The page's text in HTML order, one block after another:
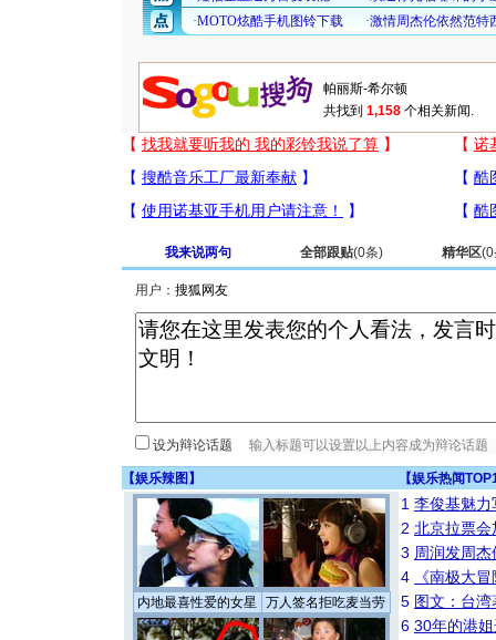
共找到 1,158 个相关新闻.
我来说两句 全部跟贴(0条) 精华区(0
用户：
设为辩论话题
【娱乐辣图 】 【娱乐热闻
内地最喜性爱的女星 万人签名拒吃麦当劳
1 李俊基魅力
2 北京拉票
3 周润发周
4
《南极大
5 图文：台
6 30年的港